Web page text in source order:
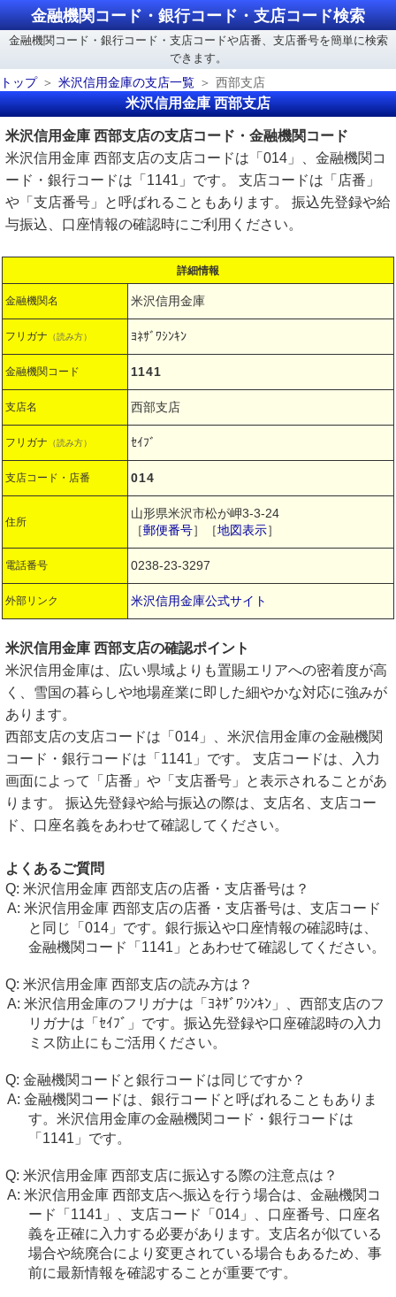
金融機関コード・銀行コード・支店コード検索
金融機関コード・銀行コード・支店コードや店番、支店番号を簡単に検索
できます。
トップ
米沢信用金庫の支店一覧 西部支店
米沢信用金庫 西部支店
米沢信用金庫 西部支店の支店コード・金融機関コード
米沢信用金庫 西部支店の支店コードは「014」、金融機関コ
ード・銀行コードは「1141」です。 支店コードは「店番」
や「支店番号」と呼ばれることもあります。 振込先登録や給
与振込、口座情報の確認時にご利用ください。
詳細情報
金融機関名 米沢信用金庫
フリガナ （読み方） ﾖﾈｻﾞﾜｼﾝｷﾝ
金融機関コード 1141
支店名 西部支店
フリガナ （読み方） ｾｲﾌﾞ
支店コード・店番 014
住所
山形県米沢市松が岬3-3-24
［郵便番号］［地図表示］
電話番号 0238-23-3297
外部リンク 米沢信用金庫公式サイト
米沢信用金庫 西部支店の確認ポイント
米沢信用金庫は、広い県域よりも置賜エリアへの密着度が高
く、雪国の暮らしや地場産業に即した細やかな対応に強みが
あります。
西部支店の支店コードは「014」、米沢信用金庫の金融機関
コード・銀行コードは「1141」です。 支店コードは、入力
画面によって「店番」や「支店番号」と表示されることがあ
ります。 振込先登録や給与振込の際は、支店名、支店コー
ド、口座名義をあわせて確認してください。
よくあるご質問
米沢信用金庫 西部支店の店番・支店番号は？
米沢信用金庫 西部支店の店番・支店番号は、支店コード
と同じ「014」です。銀行振込や口座情報の確認時は、
金融機関コード「1141」とあわせて確認してください。
米沢信用金庫 西部支店の読み方は？
米沢信用金庫のフリガナは「ﾖﾈｻﾞﾜｼﾝｷﾝ」、西部支店のフ
リガナは「ｾｲﾌﾞ」です。振込先登録や口座確認時の入力
ミス防止にもご活用ください。
金融機関コードと銀行コードは同じですか？
金融機関コードは、銀行コードと呼ばれることもありま
す。米沢信用金庫の金融機関コード・銀行コードは
「1141」です。
米沢信用金庫 西部支店に振込する際の注意点は？
米沢信用金庫 西部支店へ振込を行う場合は、金融機関コ
ード「1141」、支店コード「014」、口座番号、口座名
義を正確に入力する必要があります。支店名が似ている
場合や統廃合により変更されている場合もあるため、事
前に最新情報を確認することが重要です。